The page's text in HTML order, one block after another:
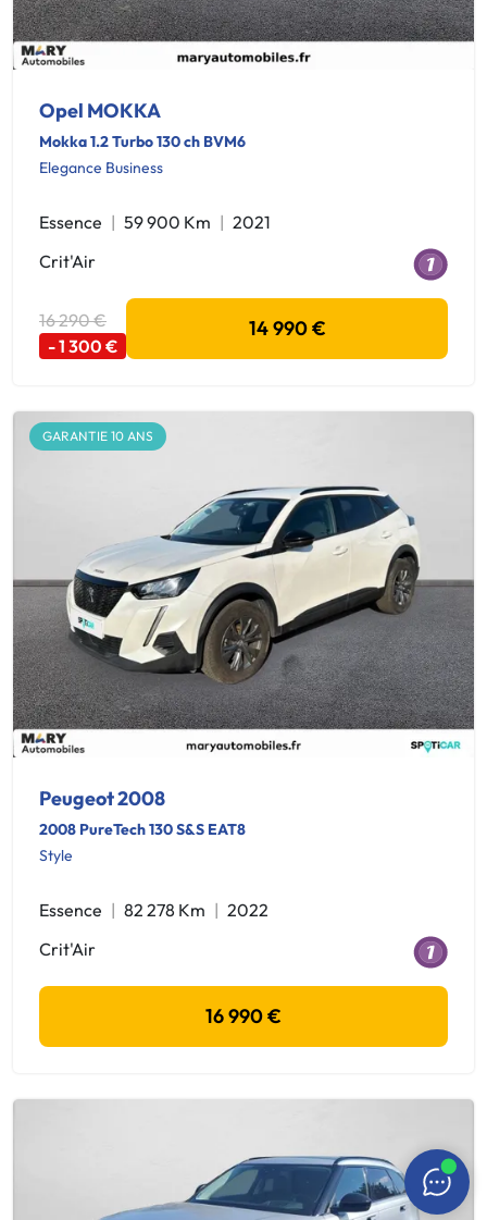
Opel MOKKA
Mokka 1.2 Turbo 130 ch BVM6
Elegance Business
Essence 59 900 Km
2021
Crit'Air
16 290 €
- 1 300 €
14 990 €
GARANTIE 10 ANS
Peugeot 2008
2008 PureTech 130 S&S EAT8
Style
Essence 82 278 Km
2022
Crit'Air
16 990 €